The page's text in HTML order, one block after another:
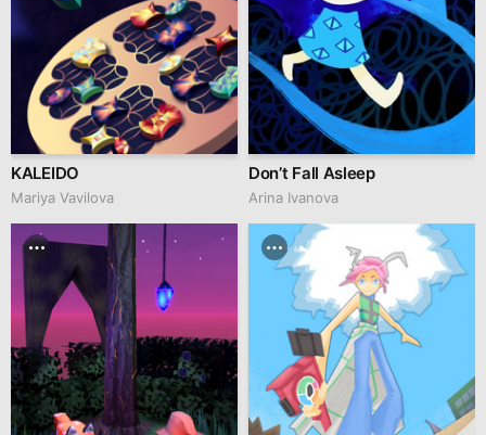
KALEIDO
Mariya Vavilova
Don’t Fall Asleep
Arina Ivanova